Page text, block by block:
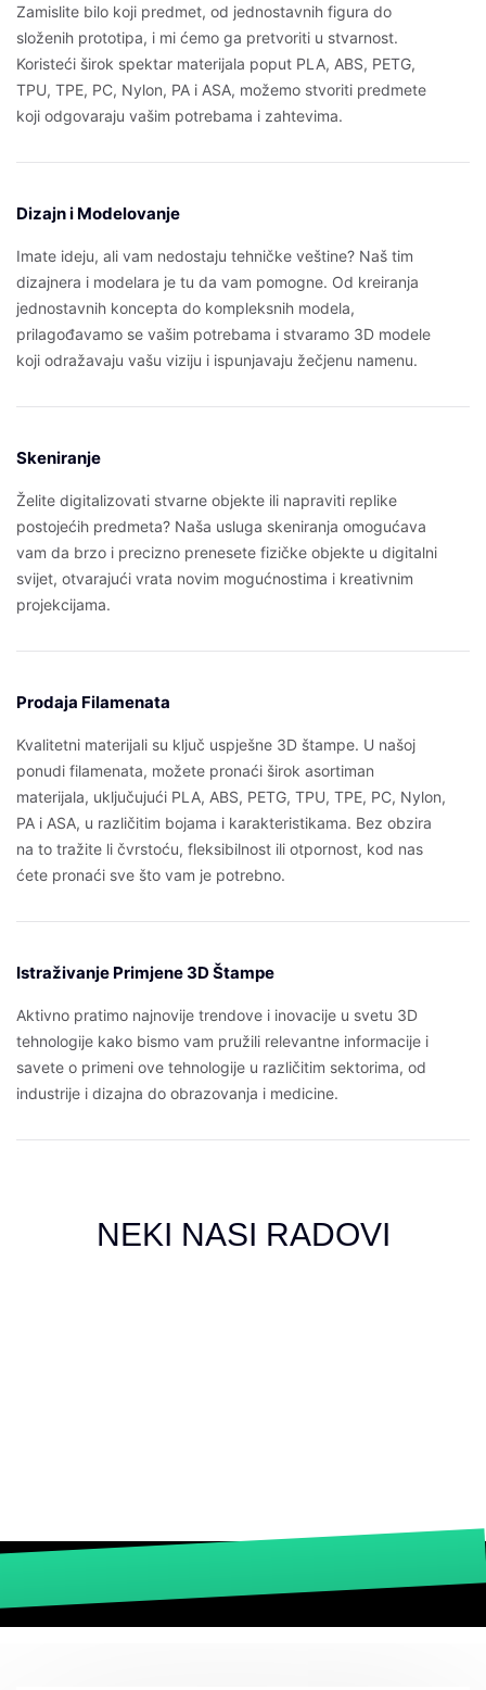
Zamislite bilo koji predmet, od jednostavnih figura do
složenih prototipa, i mi ćemo ga pretvoriti u stvarnost.
Koristeći širok spektar materijala poput PLA, ABS, PETG,
TPU, TPE, PC, Nylon, PA i ASA, možemo stvoriti predmete
koji odgovaraju vašim potrebama i zahtevima.
Dizajn i Modelovanje
Imate ideju, ali vam nedostaju tehničke veštine? Naš tim
dizajnera i modelara je tu da vam pomogne. Od kreiranja
jednostavnih koncepta do kompleksnih modela,
prilagođavamo se vašim potrebama i stvaramo 3D modele
koji odražavaju vašu viziju i ispunjavaju žečjenu namenu.
Skeniranje
Želite digitalizovati stvarne objekte ili napraviti replike
postojećih predmeta? Naša usluga skeniranja omogućava
vam da brzo i precizno prenesete fizičke objekte u digitalni
svijet, otvarajući vrata novim mogućnostima i kreativnim
projekcijama.
Prodaja Filamenata
Kvalitetni materijali su ključ uspješne 3D štampe. U našoj
ponudi filamenata, možete pronaći širok asortiman
materijala, uključujući PLA, ABS, PETG, TPU, TPE, PC, Nylon,
PA i ASA, u različitim bojama i karakteristikama. Bez obzira
na to tražite li čvrstoću, fleksibilnost ili otpornost, kod nas
ćete pronaći sve što vam je potrebno.
Istraživanje Primjene 3D Štampe
Aktivno pratimo najnovije trendove i inovacije u svetu 3D
tehnologije kako bismo vam pružili relevantne informacije i
savete o primeni ove tehnologije u različitim sektorima, od
industrije i dizajna do obrazovanja i medicine.
NEKI NASI RADOVI